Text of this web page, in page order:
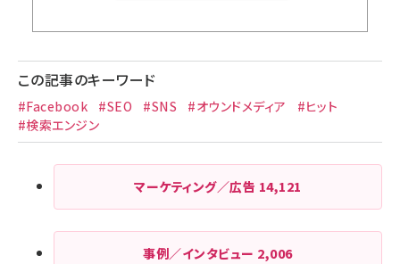
この記事のキーワード
#Facebook #SEO #SNS #オウンドメディア
#ヒット
#検索エンジン
マーケティング／広告 14,121
事例／インタビュー 2,006